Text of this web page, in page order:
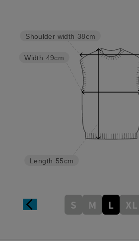
Length 55cm
Width 49cm
Shoulder width 38cm
S M L XL